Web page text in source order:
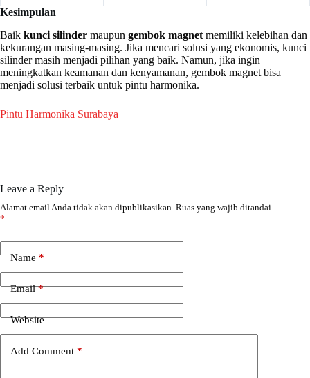
Kesimpulan
Baik kunci silinder maupun gembok magnet memiliki kelebihan dan
kekurangan masing-masing. Jika mencari solusi yang ekonomis, kunci
silinder masih menjadi pilihan yang baik. Namun, jika ingin
meningkatkan keamanan dan kenyamanan, gembok magnet bisa
menjadi solusi terbaik untuk pintu harmonika.
Pintu Harmonika Surabaya
Leave a Reply
Alamat email Anda tidak akan dipublikasikan. Ruas yang wajib ditandai
*
Name*
Email*
Website
Add Comment *